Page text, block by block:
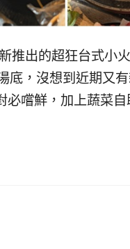
推出的超狂台式小
底，沒想到近期又
必嚐鮮，加上蔬菜